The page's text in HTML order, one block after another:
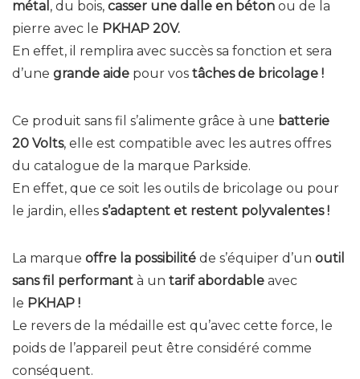
métal , du bois, casser une dalle en béton ou de la
pierre avec le PKHAP 20V.
En effet, il remplira avec succès sa fonction et sera
d’une grande aide pour vos tâches de bricolage !
Ce produit sans fil s’alimente grâce à une batterie
20 Volts, elle est compatible avec les autres offres
du catalogue de la marque Parkside.
En effet, que ce soit les outils de bricolage ou pour
le jardin, elles s’adaptent et restent polyvalentes !
La marque offre la possibilité de s’équiper d’un outil
sans fil performant à un tarif abordable avec
le PKHAP !
Le revers de la médaille est qu’avec cette force, le
poids de l’appareil peut être considéré comme
conséquent.